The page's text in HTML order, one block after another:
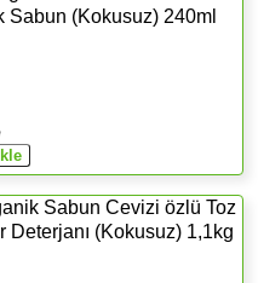
Sabun (Kokusuz) 240ml
Sabun Cevizi özlü Toz
Deterjanı (Kokusuz) 1,1kg